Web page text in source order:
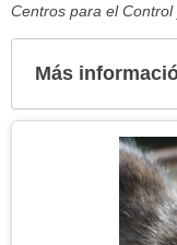
Centros para el
Más